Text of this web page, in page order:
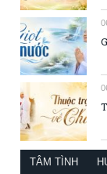
TÂM TÌNH